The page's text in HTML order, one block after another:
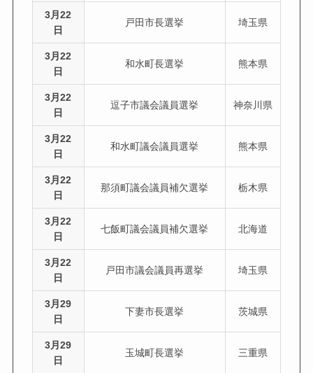
3月22
日
戸田市長選挙 埼玉県
3月22
日
和水町長選挙 熊本県
3月22
日
逗子市議会議員選挙 神奈川県
3月22
日
和水町議会議員選挙 熊本県
3月22
日
那須町議会議員補欠選挙 栃木県
3月22
日
七飯町議会議員補欠選挙 北海道
3月22
日
戸田市議会議員再選挙 埼玉県
3月29
日
下妻市長選挙 茨城県
3月29
日
玉城町長選挙 三重県